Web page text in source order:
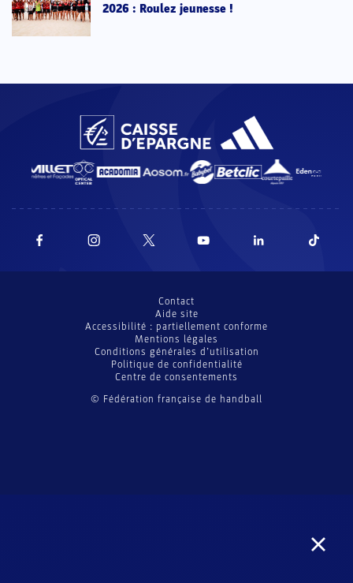
2026 : Roulez jeunesse !
© Fédération française de handball
Contact
Aide site
Accessibilité : partiellement conforme
Mentions légales
Conditions générales d’utilisation
Politique de confidentialité
Centre de consentements